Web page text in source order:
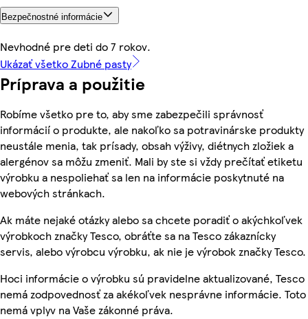
Bezpečnostné informácie
Nevhodné pre deti do 7 rokov.
Ukázať všetko Zubné pasty
Príprava a použitie
Robíme všetko pre to, aby sme zabezpečili správnosť
informácií o produkte, ale nakoľko sa potravinárske produkty
neustále menia, tak prísady, obsah výživy, diétnych zložiek a
alergénov sa môžu zmeniť. Mali by ste si vždy prečítať etiketu
výrobku a nespoliehať sa len na informácie poskytnuté na
webových stránkach.
Ak máte nejaké otázky alebo sa chcete poradiť o akýchkoľvek
výrobkoch značky Tesco, obráťte sa na Tesco zákaznícky
servis, alebo výrobcu výrobku, ak nie je výrobok značky Tesco.
Hoci informácie o výrobku sú pravidelne aktualizované, Tesco
nemá zodpovednosť za akékoľvek nesprávne informácie. Toto
nemá vplyv na Vaše zákonné práva.